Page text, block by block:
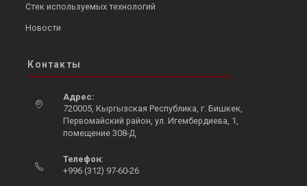
Стек используемых технологий
Новости
Контакты
Адрес:
720005, Кыргызская Республика, г. Бишкек,
Первомайский район, ул. Игембердиева, 1,
помещение 308-Д
Телефон:
+996 (312) 97-60-26